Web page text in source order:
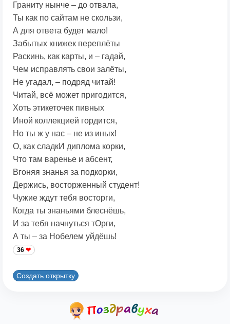
Граниту нынче – до отвала,
Ты как по сайтам не скользи,
А для ответа будет мало!
Забытых книжек переплёты
Раскинь, как карты, и – гадай,
Чем исправлять свои залёты,
Не угадал, – подряд читай!
Читай, всё может пригодится,
Хоть этикеточек пивных
Иной коллекцией гордится,
Но ты ж у нас – не из иных!
О, как сладкИ диплома корки,
Что там варенье и абсент,
Вгоняя знанья за подкорки,
Держись, восторженный студент!
Чужие ждут тебя восторги,
Когда ты знаньями блеснёшь,
И за тебя начнуться тОрги,
А ты – за Нобелем уйдёшь!
36
Создать открытку